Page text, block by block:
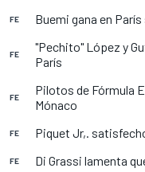
FE Buemi gana en
FE
"Pechito" López y
París
FE
Pilotos de Fórmula
Mónaco
FE Piquet Jr,.
FE Di Grassi lamenta